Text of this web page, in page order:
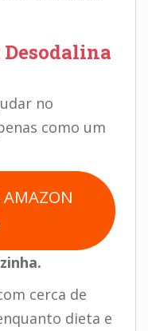
Desodalina
no
como um
AMAZON
cerca de
dieta e